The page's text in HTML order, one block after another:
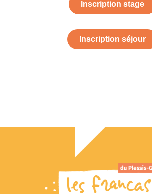
Inscription stage
Inscription séjour